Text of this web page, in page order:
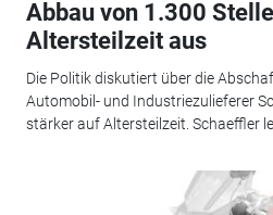
Abbau von 1.300
Altersteilzeit aus
Die Politik diskutiert über die
Automobil- und Industriezulieferer
stärker auf Altersteilzeit. Schaeffler